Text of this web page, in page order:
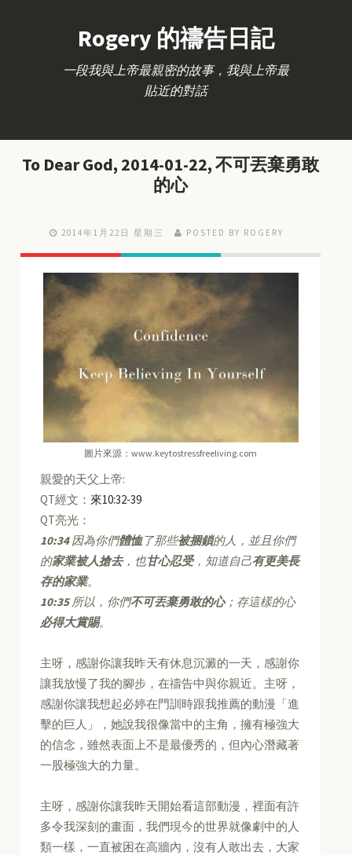
Rogery 的禱告日記
一段我與上帝最親密的故事，我與上帝最
貼近的對話
To Dear God, 2014-01-22, 不可丟棄勇敢
的心
2014年1月22日 星期三 POSTED BY ROGERY
圖片來源：www.keytostressfreeliving.com
親愛的天父上帝:
QT經文： 來10:32-39
QT亮光：
10:34因為你們體恤了那些被捆鎖的人，並且你們
的家業被人搶去，也甘心忍受，知道自己有更美長
存的家業。
10:35所以，你們不可丟棄勇敢的心；存這樣的心
必得大賞賜。
主呀，感謝你讓我昨天有休息沉澱的一天，感謝你
讓我放慢了我的腳步，在禱告中與你親近。主呀，
感謝你讓我想起必婷在門訓時跟我推薦的動漫「進
擊的巨人」，她說我很像當中的主角，擁有極強大
的信念，雖然表面上不是最優秀的，但內心潛藏著
一股極強大的力量。
主呀，感謝你讓我昨天開始看這部動漫，裡面有許
多令我深刻的畫面，我們現今的世界就像劇中的人
類一樣，一直被困在高牆內，沒有人敢出去，大家